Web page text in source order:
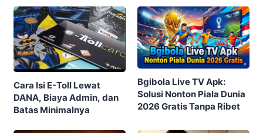
Cara Isi E-Toll Lewat
DANA, Biaya Admin, dan
Batas Minimalnya
Bgibola Live TV Apk:
Solusi Nonton Piala Dunia
2026 Gratis Tanpa Ribet